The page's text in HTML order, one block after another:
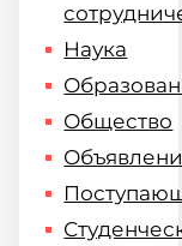
Наука
Общество